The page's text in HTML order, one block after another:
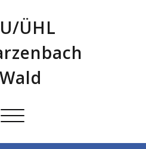
Schalte